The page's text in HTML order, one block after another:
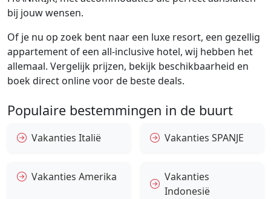
bij jouw wensen.
Of je nu op zoek bent naar een luxe resort, een gezellig
appartement of een all-inclusive hotel, wij hebben het
allemaal. Vergelijk prijzen, bekijk beschikbaarheid en
boek direct online voor de beste deals.
Populaire bestemmingen in de buurt
Vakanties Italië Vakanties SPANJE
Vakanties Amerika
Vakanties
Indonesië